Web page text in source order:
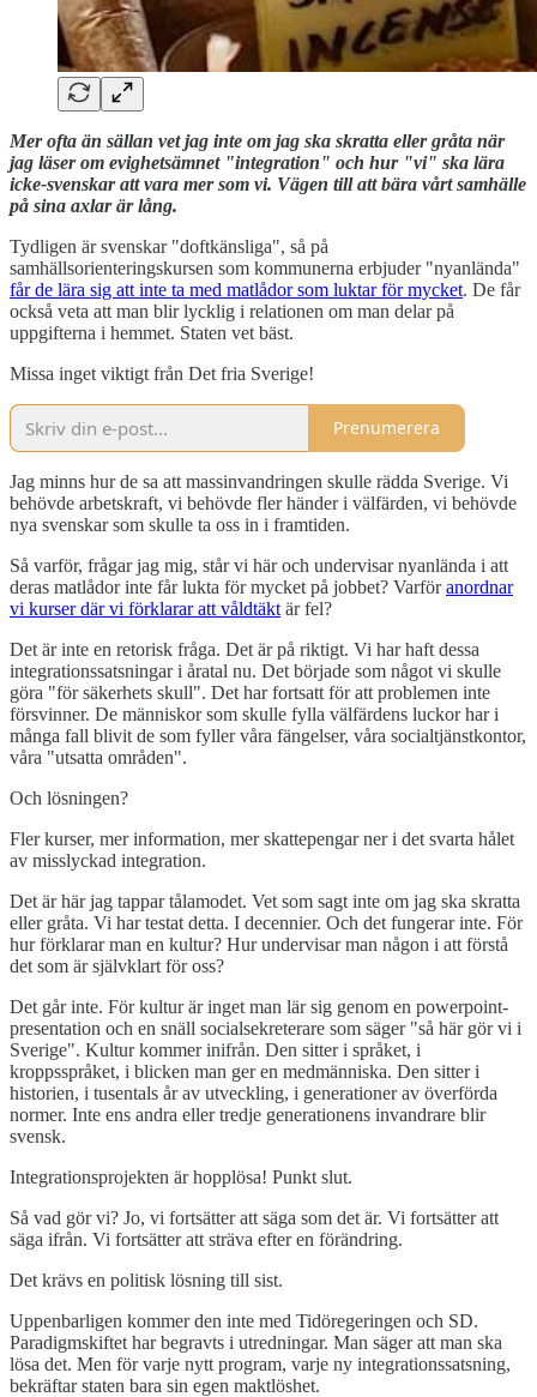
Mer ofta än sällan vet jag inte om jag ska skratta eller gråta när
jag läser om evighetsämnet "integration" och hur "vi" ska lära
icke-svenskar att vara mer som vi. Vägen till att bära vårt samhälle
på sina axlar är lång.
Tydligen är svenskar "doftkänsliga", så på
samhällsorienteringskursen som kommunerna erbjuder "nyanlända"
får de lära sig att inte ta med matlådor som luktar för mycket. De får
också veta att man blir lycklig i relationen om man delar på
uppgifterna i hemmet. Staten vet bäst.
Missa inget viktigt från Det fria Sverige!
Prenumerera
Jag minns hur de sa att massinvandringen skulle rädda Sverige. Vi
behövde arbetskraft, vi behövde fler händer i välfärden, vi behövde
nya svenskar som skulle ta oss in i framtiden.
Så varför, frågar jag mig, står vi här och undervisar nyanlända i att
deras matlådor inte får lukta för mycket på jobbet? Varföranordnar
vi kurser där vi förklarar att våldtäkt är fel?
Det är inte en retorisk fråga. Det är på riktigt. Vi har haft dessa
integrationssatsningar i åratal nu. Det började som något vi skulle
göra "för säkerhets skull". Det har fortsatt för att problemen inte
försvinner. De människor som skulle fylla välfärdens luckor har i
många fall blivit de som fyller våra fängelser, våra socialtjänstkontor,
våra "utsatta områden".
Och lösningen?
Fler kurser, mer information, mer skattepengar ner i det svarta hålet
av misslyckad integration.
Det är här jag tappar tålamodet. Vet som sagt inte om jag ska skratta
eller gråta. Vi har testat detta. I decennier. Och det fungerar inte. För
hur förklarar man en kultur? Hur undervisar man någon i att förstå
det som är självklart för oss?
Det går inte. För kultur är inget man lär sig genom en powerpoint-
presentation och en snäll socialsekreterare som säger "så här gör vi i
Sverige". Kultur kommer inifrån. Den sitter i språket, i
kroppsspråket, i blicken man ger en medmänniska. Den sitter i
historien, i tusentals år av utveckling, i generationer av överförda
normer. Inte ens andra eller tredje generationens invandrare blir
svensk.
Integrationsprojekten är hopplösa! Punkt slut.
Så vad gör vi? Jo, vi fortsätter att säga som det är. Vi fortsätter att
säga ifrån. Vi fortsätter att sträva efter en förändring.
Det krävs en politisk lösning till sist.
Uppenbarligen kommer den inte med Tidöregeringen och SD.
Paradigmskiftet har begravts i utredningar. Man säger att man ska
lösa det. Men för varje nytt program, varje ny integrationssatsning,
bekräftar staten bara sin egen maktlöshet.